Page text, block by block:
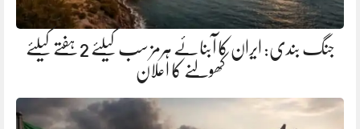
جنگ بندی: ایران کا آبنائے ہرمز سب کیلئے 2 ہفتے کیلئے
کھولنے کا اعلان